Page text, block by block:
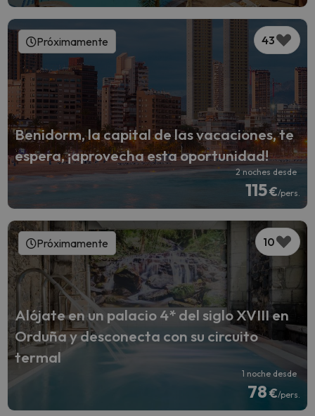
43
Próximamente
Benidorm, la capital de las vacaciones, te
espera, ¡aprovecha esta oportunidad!
2 noches desde
115€/pers.
10
Próximamente
Alójate en un palacio 4* del siglo XVIII en
Orduña y desconecta con su circuito
termal
1 noche desde
78€/pers.